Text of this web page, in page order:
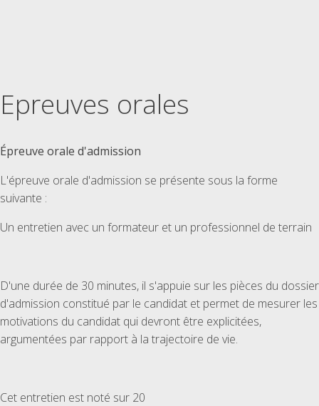
Epreuves orales
Épreuve orale d'admission
L'épreuve orale d'admission se présente sous la forme
suivante :
Un entretien avec un formateur et un professionnel de terrain
D'une durée de 30 minutes, il s'appuie sur les pièces du dossier
d'admission constitué par le candidat et permet de mesurer les
motivations du candidat qui devront être explicitées,
argumentées par rapport à la trajectoire de vie.
Cet entretien est noté sur 20